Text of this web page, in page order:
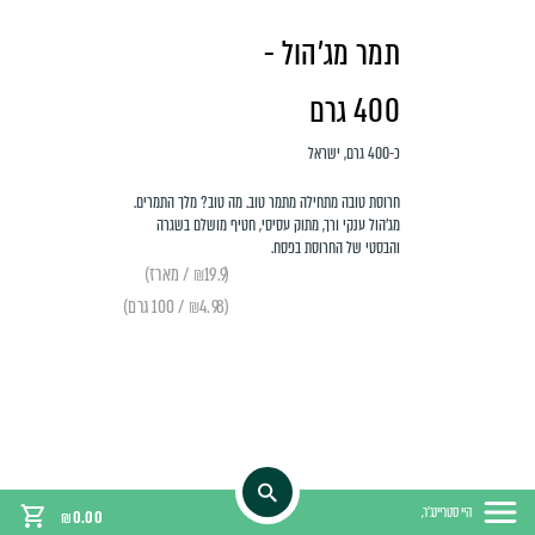
תמר מג׳הול -
400 גרם
כ-400 גרם, ישראל
חרוסת טובה מתחילה מתמר טוב. מה טוב? מלך התמרים.
מג'הול ענקי ורך, מתוק עסיסי, חטיף מושלם בשגרה
והבסטי של החרוסת בפסח.
(₪19.9 / מארז)
(₪4.98 / 100 גרם)
היי סטריינג'ר, ₪0.00